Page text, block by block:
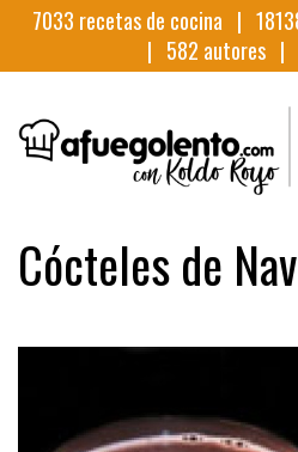
7033 recetas de cocina |
| 582 autores |
Cócteles de